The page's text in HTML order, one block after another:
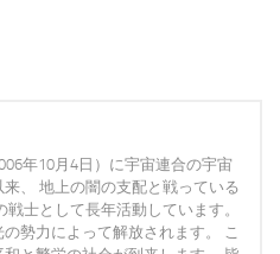
年10月4日）に宇宙連合の宇宙
来、 地上の闇の支配と戦っている
戦士として長年活動しています。
勢力によって解放されます。 こ